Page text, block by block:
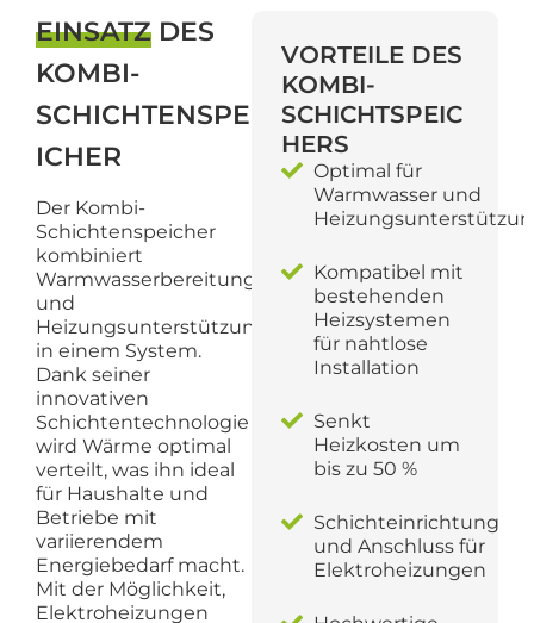
EINSATZDES
KOMBI-
SCHICHTENSPE
ICHER
Der Kombi-
Schichtenspeicher
kombiniert
Warmwasserbereitung
und
Heizungsunterstützung
in einem System.
Dank seiner
innovativen
Schichtentechnologie
wird Wärme optimal
verteilt, was ihn ideal
für Haushalte und
Betriebe mit
variierendem
Energiebedarf macht.
Mit der Möglichkeit,
Elektroheizungen
VORTEILE DES
KOMBI-
SCHICHTSPEIC
HERS
Optimal für
Warmwasser und
Kompatibel mit
bestehenden
Heizsystemen
für nahtlose
Installation
Senkt
Heizkosten um
bis zu 50 %
Schichteinrichtung
und Anschluss für
Elektroheizungen